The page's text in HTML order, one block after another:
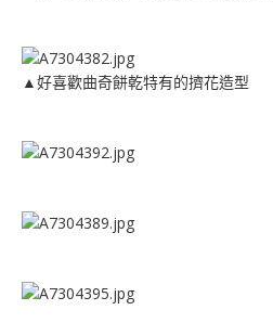
▲好喜歡曲奇餅乾特有的擠花造型